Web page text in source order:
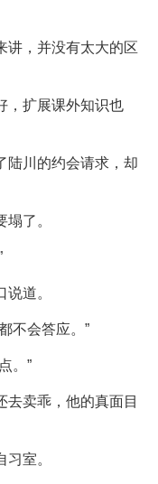
讲，并没有太大的区
，扩展课外知识也
陆川的约会请求，却
了。
道。
不会答应。”
。”
去卖乖，他的真面目
室。